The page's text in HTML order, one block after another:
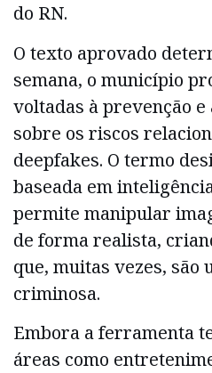
do RN.
O texto aprovado
semana, o município
voltadas à prevenção
sobre os riscos
deepfakes. O termo
baseada em
permite manipular
de forma realista,
que, muitas vezes,
criminosa.
Embora a ferramenta
áreas como